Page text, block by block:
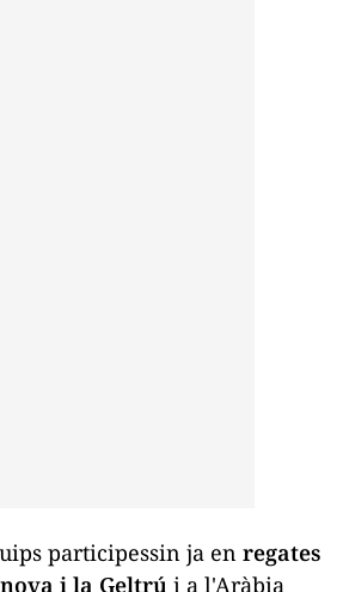
participessin ja en regates
i la Geltrú i a l'Aràbia